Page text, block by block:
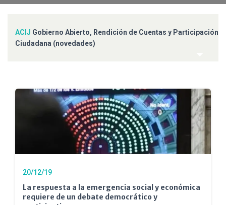
ACIJ Gobierno Abierto, Rendición de Cuentas y Participación
Ciudadana (novedades)
20/12/19
La respuesta a la emergencia social y económica
requiere de un debate democrático y